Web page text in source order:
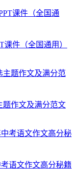
课件（全国通用）
题作文及满分范文
语文作文高分秘籍